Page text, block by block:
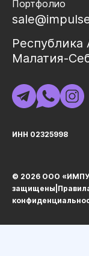
Портфолио
Малатия-
ИНН 02325998
© 2026 ООО
защищеныㅤ|ㅤ